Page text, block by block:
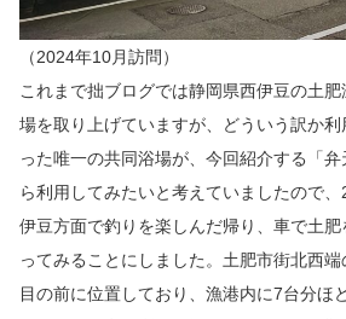
（2024年10月訪問）
これまで拙ブログでは静岡県西伊豆の土
場を取り上げていますが、どういう訳か
った唯一の共同浴場が、今回紹介する「
ら利用してみたいと考えていましたので
伊豆方面で釣りを楽しんだ帰り、車で土
ってみることにしました。土肥市街北西
目の前に位置しており、漁港内に7台分ほ